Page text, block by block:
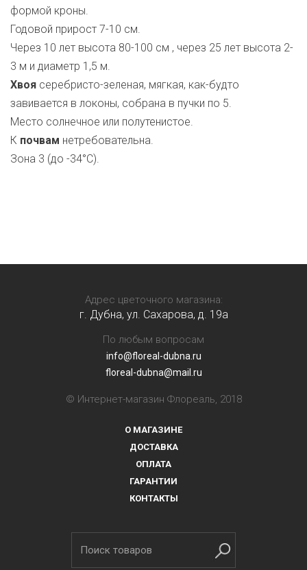
формой кроны.
Годовой прирост 7-10 см.
Через 10 лет высота 80-100 см , через 25 лет высота 2-
3 м и диаметр 1,5 м.
Хвоя серебристо-зеленая, мягкая, как-будто
завивается в локоны, собрана в пучки по 5.
Место солнечное или полутенистое.
К почвам нетребовательна.
Зона 3 (до -34°С).
Адрес цветочного магазина:
г. Дубна, ул. Сахарова, д. 19a
По любым вопросам
info@floreal-dubna.ru
floreal-dubna@mail.ru
© Интернет-магазин Флореаль, 2018
О МАГАЗИНЕ
ДОСТАВКА
ОПЛАТА
ГАРАНТИИ
КОНТАКТЫ